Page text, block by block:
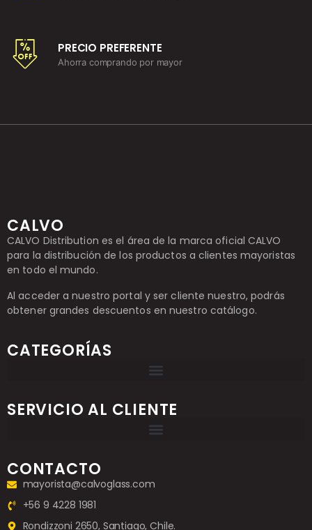
PRECIO PREFERENTE
Ahorra comprando por mayor
CALVO
CALVO Distribution es el área de la marca oficial CALVO
para la distribución de los productos a clientes mayoristas
en todo el mundo.
Al acceder a nuestro portal y ser cliente nuestro, podrás
obtener grandes descuentos en nuestro catálogo.
CATEGORÍAS
SERVICIO AL CLIENTE
CONTACTO
mayorista@calvoglass.com
+56 9 4228 1981
Rondizzoni 2650, Santiago, Chile.